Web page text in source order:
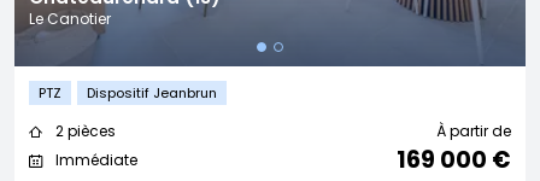
Le Canotier
PTZ Dispositif Jeanbrun
2 pièces
Immédiate
À partir de
169 000 €